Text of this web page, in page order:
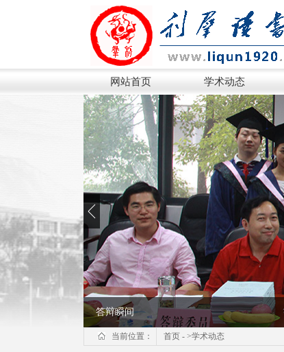
网站首页 学术动态
答辩瞬间
当前位置： 首页 - >学术动态